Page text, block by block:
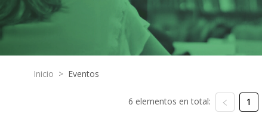
Inicio > Eventos
6 elementos en total: 1